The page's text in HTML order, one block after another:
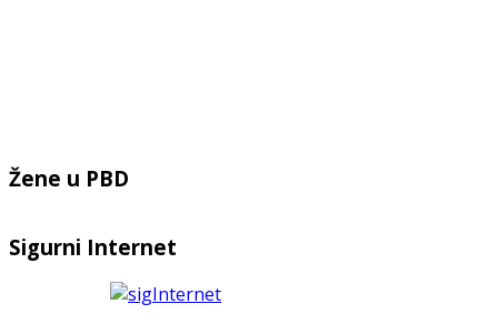
Žene u PBD
Sigurni Internet